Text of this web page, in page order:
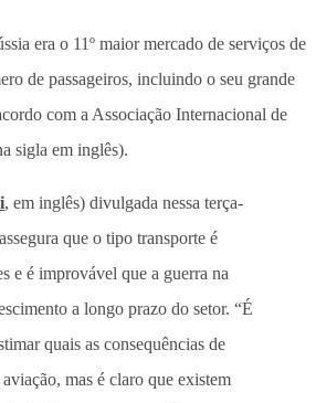
era o 11º maior mercado de serviços de
de passageiros, incluindo o seu grande
com a Associação Internacional de
sigla em inglês).
, em inglês) divulgada nessa terça-
que o tipo transporte é
e é improvável que a guerra na
a longo prazo do setor. “É
quais as consequências de
mas é claro que existem